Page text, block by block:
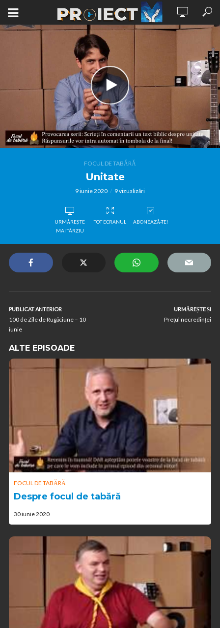
FOCUL DE TABĂRĂ
Unitate
9 iunie 2020 9 vizualizări
URMĂREȘTE
MAI TÂRZIU
TOT ECRANUL ABONEAZĂ-TE!
PUBLICAT ANTERIOR
100 de Zile de Rugăciune – 10
iunie
URMĂREȘTE ȘI
Prețul necredinței
ALTE EPISOADE
FOCUL DE TABĂRĂ
Despre focul de tabără
30 iunie 2020